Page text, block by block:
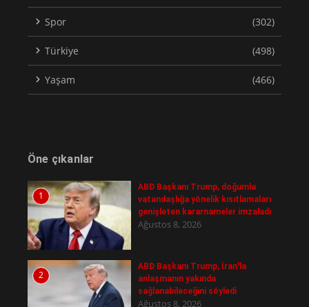
Spor (302)
Türkiye (498)
Yaşam (466)
Öne çıkanlar
1
ABD Başkanı Trump, doğumla
vatandaşlığa yönelik kısıtlamaları
genişleten kararnameler imzaladı
Ağustos 8, 2026
2
ABD Başkanı Trump, İran'la
anlaşmanın yakında
sağlanabileceğini söyledi
Ağustos 8, 2026